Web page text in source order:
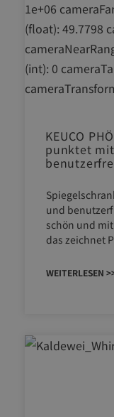
KEUCO
punktet
und
schön und
das zeichnet
WEITERLESEN